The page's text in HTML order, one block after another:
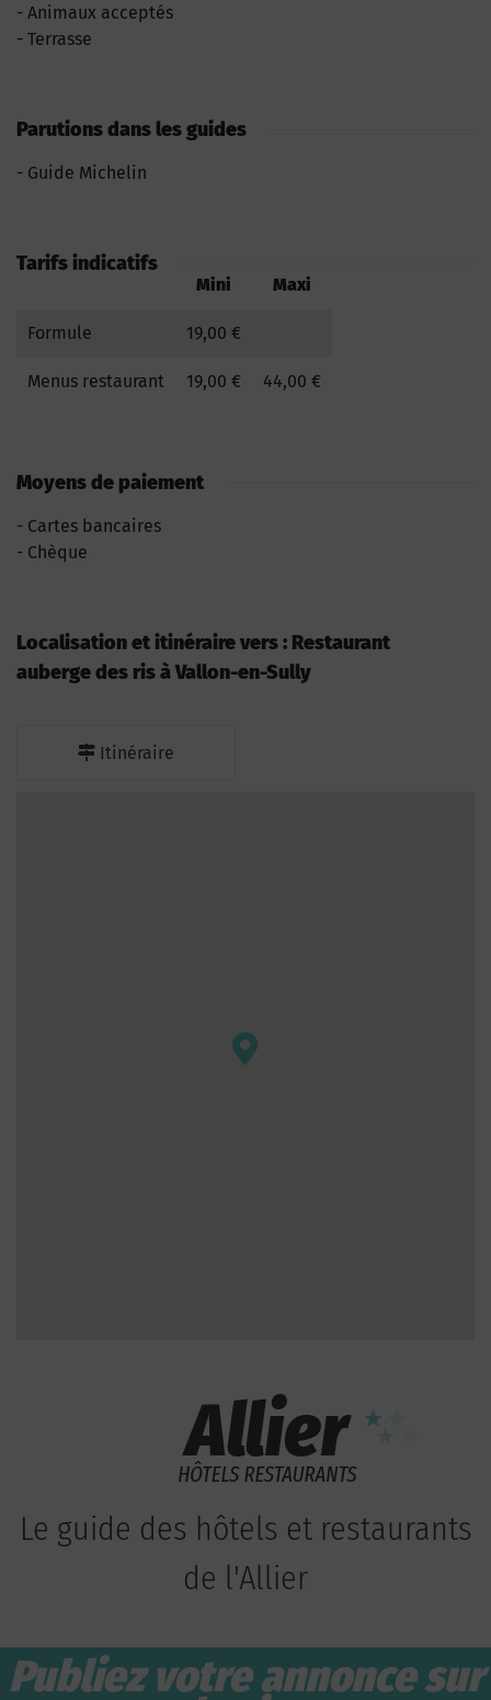
Animaux acceptés
Terrasse
Parutions dans les guides
Guide Michelin
Tarifs indicatifs
Mini Maxi
Formule 19,00 €
Menus restaurant 19,00 € 44,00 €
Moyens de paiement
Cartes bancaires
Chèque
Localisation et itinéraire vers : Restaurant
auberge des ris à Vallon-en-Sully
Itinéraire
Le guide des hôtels et restaurants
de l'Allier
Publiez votre annonce sur